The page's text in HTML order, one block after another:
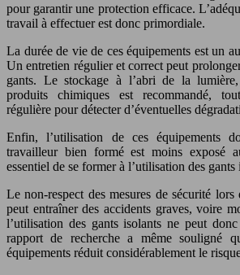
pour garantir une protection efficace.
travail à effectuer est donc primordiale.
La durée de vie de ces équipements est un
Un entretien régulier et correct peut
gants. Le stockage à l’abri de la
produits chimiques est recommandé,
régulière pour détecter d’éventuelles
Enfin, l’utilisation de ces équipements
travailleur bien formé est moins exposé
essentiel de se former à l’utilisation des gants
Le non-respect des mesures de sécurité lors
peut entraîner des accidents graves, voire
l’utilisation des gants isolants ne peut
rapport de recherche a même souligné
équipements réduit considérablement le